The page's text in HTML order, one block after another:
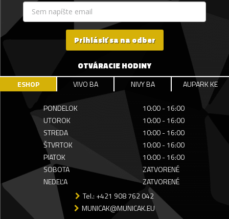
Prihlásiť sa na odber
OTVÁRACIE HODINY
ESHOP VIVO BA NIVY BA AUPARK KE
PONDELOK
10:00 - 16:00
UTOROK
10:00 - 16:00
STREDA
10:00 - 16:00
ŠTVRTOK
10:00 - 16:00
PIATOK
10:00 - 16:00
SOBOTA
ZATVORENÉ
NEDEĽA
ZATVORENÉ
Tel.: +421 908 762 042
MUNICAK@MUNICAK.EU